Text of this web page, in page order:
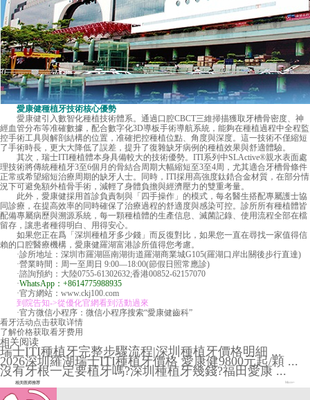
愛康健種植牙技術核心優勢
愛康健引入數智化種植技術體系。通過口腔CBCT三維掃描獲取牙槽骨密度、神
經血管分布等准確數據，配合數字化3D導板手術導航系統，能夠在種植過程中全程監
控手術工具與解剖結構的位置，准確把控種植位點、角度與深度。這一技術不僅縮短
了手術時長，更大大降低了誤差，提升了復雜缺牙病例的種植效果與舒適體驗。
其次，瑞士ITI種植體本身具備較大的技術優勢。ITI系列中SLActive®親水表面處
理技術將傳統種植牙3至6個月的骨結合周期大幅縮短至3至4周，尤其適合牙槽骨條件
正常或希望縮短治療周期的缺牙人士。同時，ITI採用高強度鈦鋯合金材質，在部分情
況下可避免額外植骨手術，減輕了身體負擔與經濟壓力的雙重考量。
此外，愛康健採用首診負責制與「四手操作」的模式，每名醫生搭配專屬護士協
同診療，在提高效率的同時確保了治療過程的舒適度與感染可控。診所所有種植體皆
配備專屬病歷與溯源系統，每一顆種植體的生產信息、滅菌記錄、使用流程全部在檔
留存，讓患者種得明白、用得安心。
如果您正在爲「深圳種植牙多少錢」而反復對比，如果您一直在尋找一家值得信
賴的口腔醫療機構，愛康健羅湖富港診所值得您考慮。
·診所地址：深圳市羅湖區南湖街道羅湖商業城G105(羅湖口岸出關後步行直達)
·營業時間：周一至周日 9:00—18:00(節假日照常應診)
·諮詢預約：大陸0755-61302632;香港00852-62157070
·WhatsApp：+8614775988935
·官方網站： www.ckj100.com
到院告知->從優化官網看到活動過來
·官方微信小程序：微信小程序搜索“愛康健齒科”
看牙活动点击获取详情
了解价格获取看牙费用
相关阅读
瑞士ITI種植牙完整步驟流程|深圳種植牙價格明細 ...
2026深圳羅湖瑞士ITI種植牙價格 愛康健9800元起/顆 ...
沒有牙根一定要植牙嗎?深圳種植牙幾錢?福田愛康 ...
相关医师推荐 More+